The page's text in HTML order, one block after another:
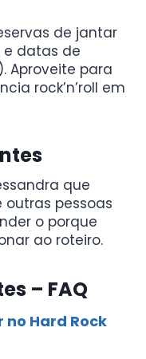
de jantar
e datas de
Aproveite para
rock’n’roll em
que
pessoas
o porque
ao roteiro.
– FAQ
Hard Rock